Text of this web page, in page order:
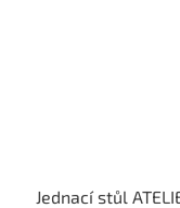
Jednací stůl